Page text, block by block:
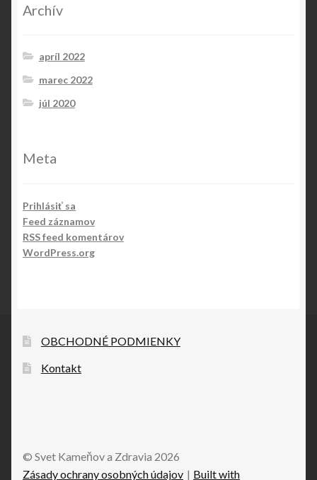
Archív
apríl 2022
marec 2022
júl 2020
Meta
Prihlásiť sa
Feed záznamov
RSS feed komentárov
WordPress.org
OBCHODNÉ PODMIENKY
Kontakt
© Svet Kameňov a Zdravia 2026
Zásady ochrany osobných údajov
Built with